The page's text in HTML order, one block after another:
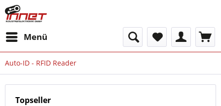
Menü
Auto-ID - RFID Reader
Topseller